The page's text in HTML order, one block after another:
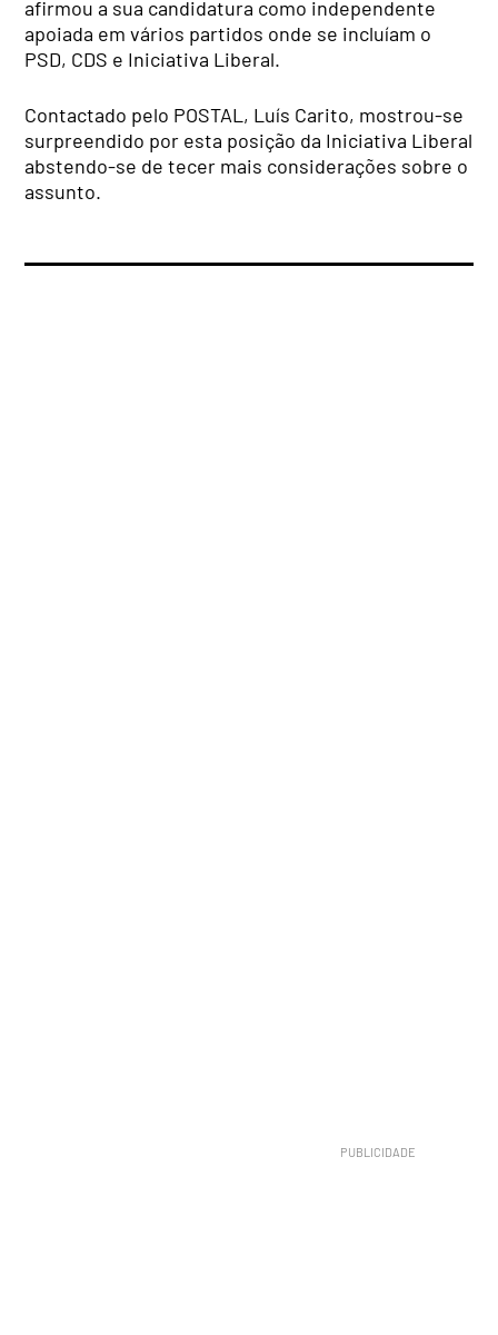
afirmou a sua candidatura como independente
apoiada em vários partidos onde se incluíam o
PSD, CDS e Iniciativa Liberal.
Contactado pelo POSTAL, Luís Carito, mostrou-se
surpreendido por esta posição da Iniciativa Liberal
abstendo-se de tecer mais considerações sobre o
assunto.